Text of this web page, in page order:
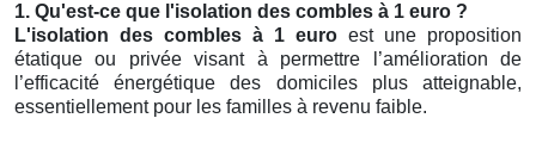
1. Qu'est-ce que l'isolation des combles à 1 euro ?
L'isolation des combles à 1 euro est une proposition
étatique ou privée visant à permettre l’amélioration de
l’efficacité énergétique des domiciles plus atteignable,
essentiellement pour les familles à revenu faible.